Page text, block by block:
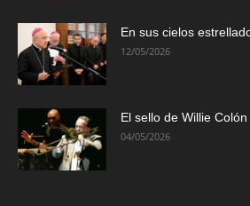
En sus cielos
12/05/2026
El sello de Willie
04/05/2026